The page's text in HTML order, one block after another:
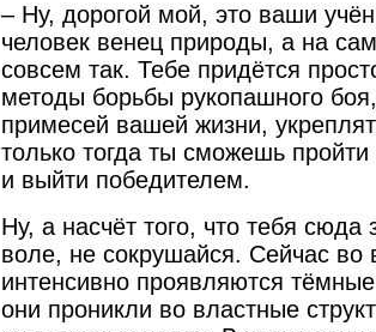
– Ну, дорогой мой, это ваши
человек венец природы, а на
совсем так. Тебе придётся
методы борьбы рукопашного
примесей вашей жизни,
только тогда ты сможешь
и выйти победителем.
Ну, а насчёт того, что тебя сюда
воле, не сокрушайся. Сейчас во
интенсивно проявляются
они проникли во властные